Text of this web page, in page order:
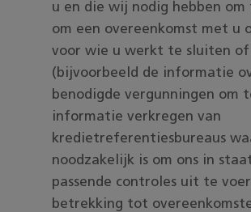
u en die wij nodig hebben
om een overeenkomst met u
voor wie u werkt te sluiten
(bijvoorbeeld de informatie
benodigde vergunningen om
informatie verkregen van
kredietreferentiesbureaus
noodzakelijk is om ons in
passende controles uit te
betrekking tot